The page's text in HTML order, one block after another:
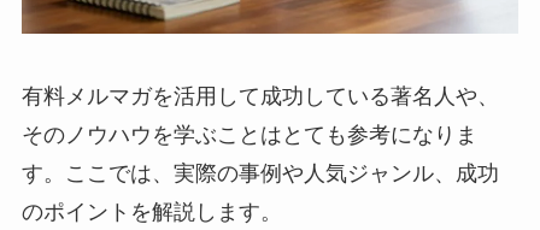
有料メルマガを活用して成功している著名人や、
そのノウハウを学ぶことはとても参考になりま
す。ここでは、実際の事例や人気ジャンル、成功
のポイントを解説します。